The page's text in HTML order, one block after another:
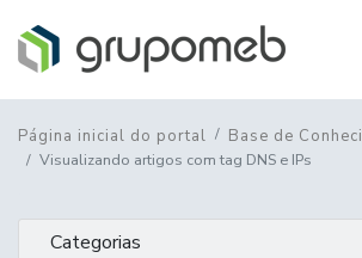
Página inicial do portal Base de
Visualizando artigos com tag DNS e IPs
Categorias